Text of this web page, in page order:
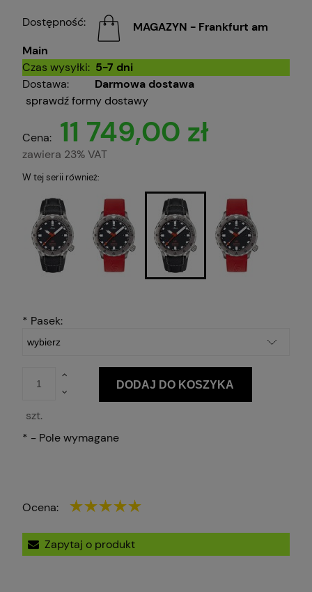
Dostępność:
MAGAZYN - Frankfurt am
Main
Czas wysyłki: 5-7 dni
Dostawa:
Darmowa dostawa
sprawdź formy dostawy
Cena: 11 749,00 zł
zawiera 23% VAT
W tej serii również:
* Pasek:
szt.
DODAJ DO KOSZYKA
* - Pole wymagane
Ocena:
Zapytaj o produkt